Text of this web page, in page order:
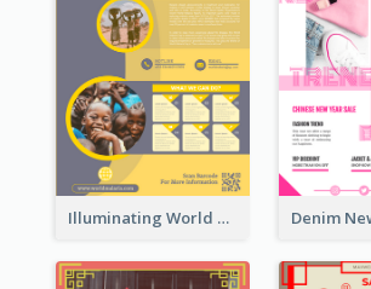
Illuminating World Malaria Day Promotion Poster Design